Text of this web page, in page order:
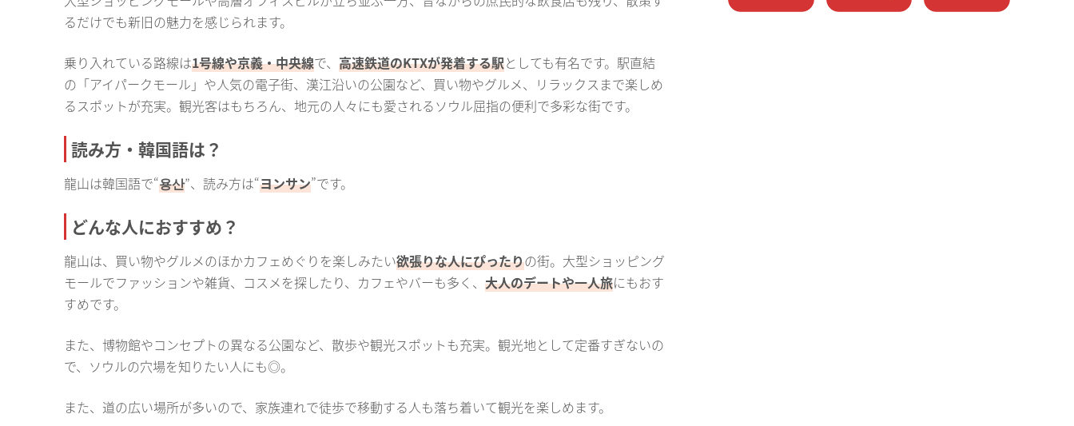
るだけでも新旧の魅力を感じられます。
乗り入れている路線は1号線や京義・中央線で、 高速鉄道のKTXが発着する駅としても有名です。駅直結
の「アイパークモール」や人気の電子街、漢江沿いの公園など、買い物やグルメ、リラックスまで楽しめ
るスポットが充実。観光客はもちろん、地元の人々にも愛されるソウル屈指の便利で多彩な街です。
読み方・韓国語は？
龍山は韓国語で“용산”、読み方は“ヨンサン”です。
どんな人におすすめ？
龍山は、買い物やグルメのほかカフェめぐりを楽しみたい欲張りな人にぴったりの街。大型ショッピング
モールでファッションや雑貨、コスメを探したり、カフェやバーも多く、 大人のデートや一人旅にもおす
すめです。
また、博物館やコンセプトの異なる公園など、散歩や観光スポットも充実。観光地として定番すぎないの
で、ソウルの穴場を知りたい人にも◎。
また、道の広い場所が多いので、家族連れで徒歩で移動する人も落ち着いて観光を楽しめます。